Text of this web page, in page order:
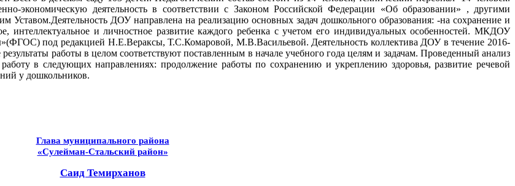
экономическую деятельность в соответствии с Законом Российской Федерации «Об образовании» , другими
ДОУ направлена на реализацию основных задач дошкольного образования: -на сохранение и
интеллектуальное и личностное развитие каждого ребенка с учетом его индивидуальных особенностей. МКДОУ
под редакцией Н.Е.Вераксы, Т.С.Комаровой, М.В.Васильевой. Деятельность коллектива ДОУ в течение 2016-
работы в целом соответствуют поставленным в начале учебного года целям и задачам. Проведенный анализ
работу в следующих направлениях: продолжение работы по сохранению и укреплению здоровья, развитие речевой
у дошкольников.
Глава муниципального района
«Сулейман-Стальский район»
Саид Темирханов